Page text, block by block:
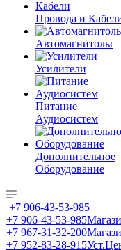
Провода и
Автомагнитолы
Усилители
Питание
Аудиосистем
Дополнительное
Оборудование
+7 906-43-53-985
+7 906-43-53-985
+7 967-31-32-200
+7 952-83-28-915